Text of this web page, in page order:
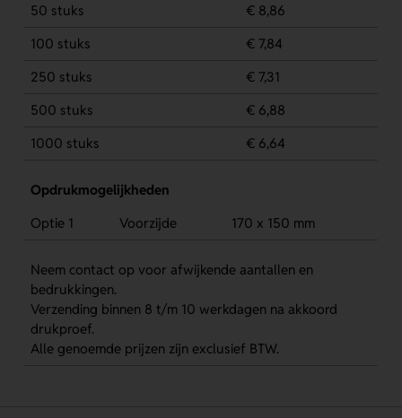
50 stuks
€ 8,86
100 stuks
€ 7,84
250 stuks
€ 7,31
500 stuks
€ 6,88
1000 stuks
€ 6,64
Opdrukmogelijkheden
Optie 1
Voorzijde 170 x 150 mm
Neem contact op voor afwijkende aantallen en
bedrukkingen.
Verzending binnen 8 t/m 10 werkdagen na akkoord
drukproef.
Alle genoemde prijzen zijn exclusief BTW.